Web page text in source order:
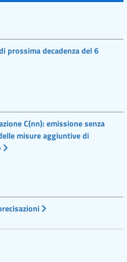
prossima decadenza del 6
C(nn): emissione senza
misure aggiuntive di